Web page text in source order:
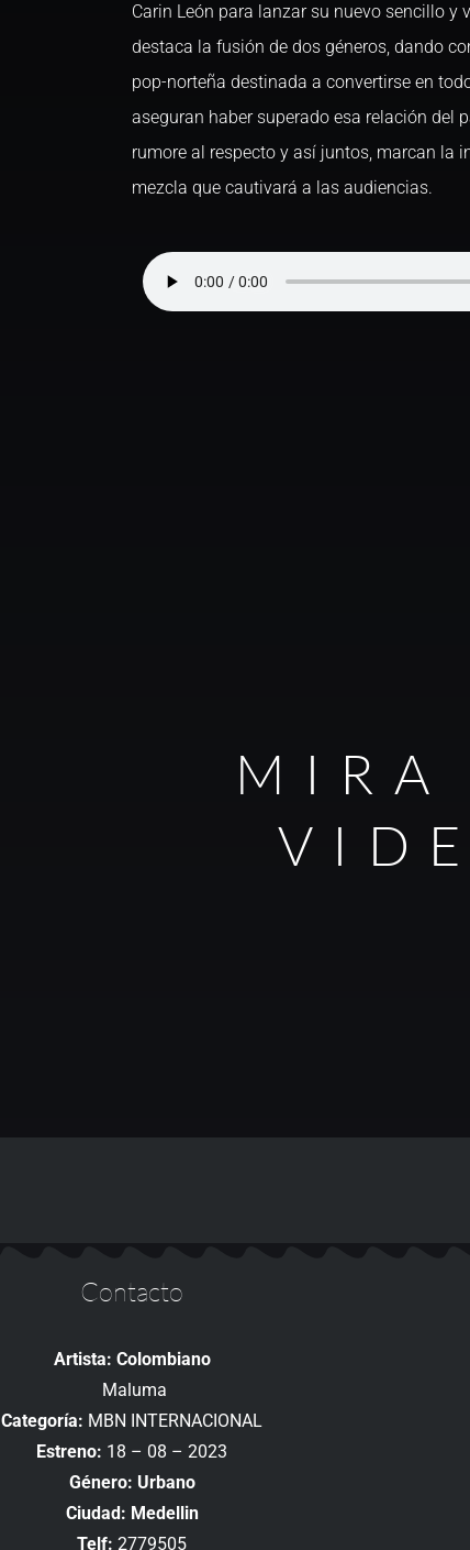
Carin León para lanzar su nuevo sencillo y
destaca la fusión de dos géneros, dando
pop-norteña destinada a convertirse en
aseguran haber superado esa relación del
rumore al respecto y así juntos, marcan la
mezcla que cautivará a las audiencias.
MIRA
Contacto
Artista: Colombiano
Maluma
Categoría: MBN INTERNACIONAL
Estreno: 18 – 08 – 2023
Género: Urbano
Ciudad: Medellin
Telf: 2779505